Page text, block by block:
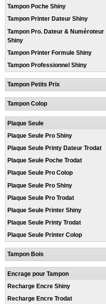
Tampon Poche Shiny
Tampon Printer Dateur Shiny
Tampon Pro. Dateur & Numéroteur
Shiny
Tampon Printer Formule Shiny
Tampon Professionnel Shiny
Tampon Petits Prix
Tampon Colop
Plaque Seule
Plaque Seule Pro Shiny
Plaque Seule Printy Dateur Trodat
Plaque Seule Poche Trodat
Plaque Seule Pro Colop
Plaque Seule Pro Shiny
Plaque Seule Pro Trodat
Plaque Seule Printer Shiny
Plaque Seule Printy Trodat
Plaque Seule Printer Colop
Tampon Bois
Encrage pour Tampon
Recharge Encre Shiny
Recharge Encre Trodat